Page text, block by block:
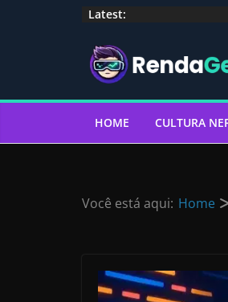
Latest:
HOME CULTURA
Você está aqui: Home